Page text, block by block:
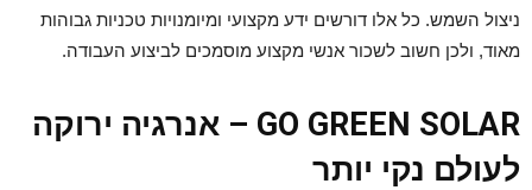
ניצול השמש. כל אלו דורשים ידע מקצועי ומיומנויות טכניות גבוהות
מאוד, ולכן חשוב לשכור אנשי מקצוע מוסמכים לביצוע העבודה.
GO GREEN SOLAR – אנרגיה ירוקה
לעולם נקי יותר